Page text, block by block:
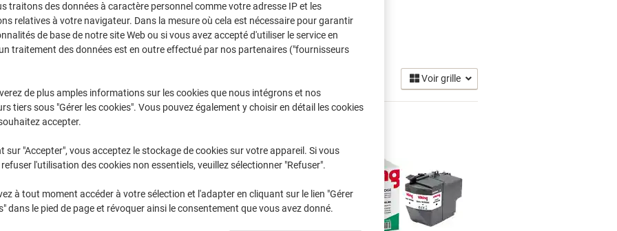
les cartouches précédemment achetéesSe connecter
MFC-J 5930 DW (G1) (30)
Voir grille
Marque
propre
Marque
Marque
traitons des données à caractère personnel comme votre adresse IP et les
relatives à votre navigateur. Dans la mesure où cela est nécessaire pour garantir
de base de notre site Web ou si vous avez accepté d'utiliser le service en
traitement des données est en outre effectué par nos partenaires ("fournisseurs
de plus amples informations sur les cookies que nous intégrons et nos
tiers sous "Gérer les cookies". Vous pouvez également y choisir en détail les cookies
accepter.
sur "Accepter", vous acceptez le stockage de cookies sur votre appareil. Si vous
l'utilisation des cookies non essentiels, veuillez sélectionner "Refuser".
à tout moment accéder à votre sélection et l'adapter en cliquant sur le lien "Gérer
dans le pied de page et révoquer ainsi le consentement que vous avez donné.